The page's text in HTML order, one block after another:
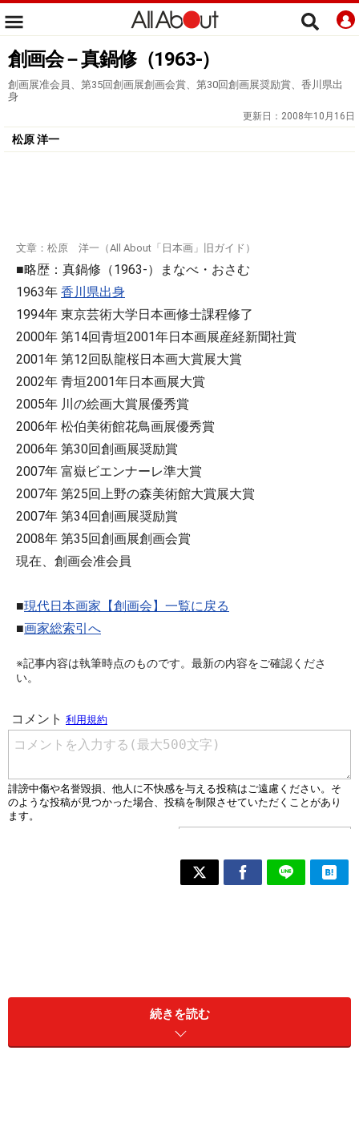
創画会－真鍋修（1963-）
創画展准会員、第35回創画展創画会賞、第30回創画展奨励賞、香川県出
身
更新日： 2008年10月16日
松原 洋一
文章：松原 洋一（All About「日本画」旧ガイド）
■略歴：真鍋修（1963-）まなべ・おさむ
1963年 香川県出身
1994年 東京芸術大学日本画修士課程修了
2000年 第14回青垣2001年日本画展産経新聞社賞
2001年 第12回臥龍桜日本画大賞展大賞
2002年 青垣2001年日本画展大賞
2005年 川の絵画大賞展優秀賞
2006年 松伯美術館花鳥画展優秀賞
2006年 第30回創画展奨励賞
2007年 富嶽ビエンナーレ準大賞
2007年 第25回上野の森美術館大賞展大賞
2007年 第34回創画展奨励賞
2008年 第35回創画展創画会賞
現在、創画会准会員
■現代日本画家【創画会】一覧に戻る
■画家総索引へ
※記事内容は執筆時点のものです。最新の内容をご確認くださ
い。
続きを読む